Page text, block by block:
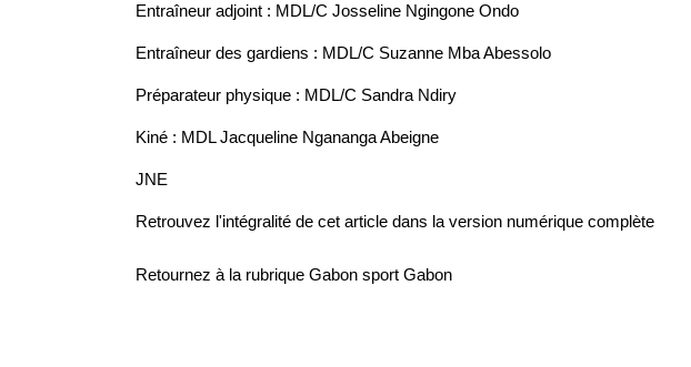
Entraîneur adjoint : MDL/C Josseline Ngingone Ondo
Entraîneur des gardiens : MDL/C Suzanne Mba Abessolo
Préparateur physique : MDL/C Sandra Ndiry
Kiné : MDL Jacqueline Ngananga Abeigne
JNE
Retrouvez l'intégralité de cet article dans la version numérique complète
Retournez à la rubrique Gabon sport Gabon